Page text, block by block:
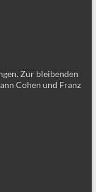
Zur bleibenden
Cohen und Franz